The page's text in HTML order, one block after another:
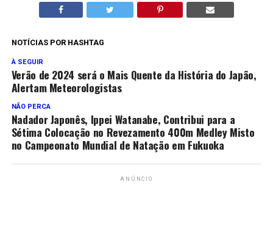
NOTÍCIAS POR HASHTAG
À SEGUIR
Verão de 2024 será o Mais Quente da História do Japão,
Alertam Meteorologistas
NÃO PERCA
Nadador Japonês, Ippei Watanabe, Contribui para a
Sétima Colocação no Revezamento 400m Medley Misto
no Campeonato Mundial de Natação em Fukuoka
ANÚNCIO